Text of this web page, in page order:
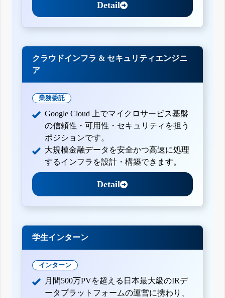
Detail
クラウドインフラ & セキュリティエンジニ
ア
業務委託
Google Cloud 上でマイクロサービス基盤
の信頼性・可用性・セキュリティを担う
ポジションです。
大規模金融データを安全かつ高速に処理
するインフラを設計・構築できます。
Detail
学生インターン
インターン
月間500万PVを超える日本最大級のIRデ
ータプラットフォームの運営に携わり、